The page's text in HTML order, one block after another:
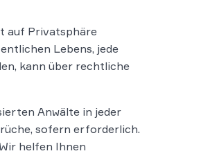
auf Privatsphäre
Lebens, jede
kann über rechtliche
Anwälte in jeder
sofern erforderlich.
helfen Ihnen